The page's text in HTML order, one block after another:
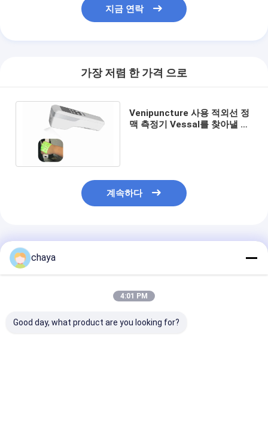
지금 연락
가장 저렴 한 가격 으로
Venipuncture 사용 적외선 정
맥 측정기 Vessal를 찾아낼 것
계속하다
추천된 제품
chaya
4:01 PM
Good day, what product are you looking for?